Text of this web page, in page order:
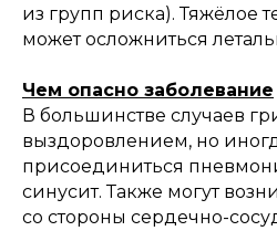
из групп риска). Тяжёлое
может осложниться
Чем опасно заболевание
В большинстве случаев
выздоровлением, но
присоединиться
синусит. Также могут
со стороны сердечно-